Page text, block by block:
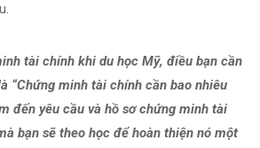
tài chính khi du học Mỹ, điều bạn cần
“Chứng minh tài chính cần bao nhiêu
đến yêu cầu và hồ sơ chứng minh tài
bạn sẽ theo học để hoàn thiện nó một